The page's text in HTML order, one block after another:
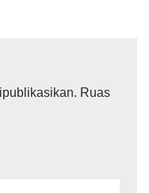
Ruas